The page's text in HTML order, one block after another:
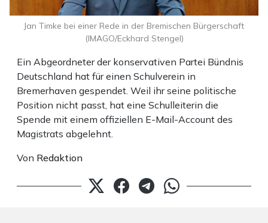
Ein Abgeordneter der konservativen Partei Bündnis
Deutschland hat für einen Schulverein in
Bremerhaven gespendet. Weil ihr seine politische
Position nicht passt, hat eine Schulleiterin die
Spende mit einem offiziellen E-Mail-Account des
Magistrats abgelehnt.
Von Redaktion
Jan Timke bei einer Rede in der Bremischen Bürgerschaft
(IMAGO/Eckhard Stengel)